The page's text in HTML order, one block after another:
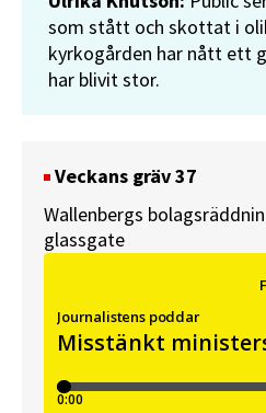
som stått och skottat i
kyrkogården har nått ett
har blivit stor.
Veckans gräv 37
Wallenbergs
glassgate